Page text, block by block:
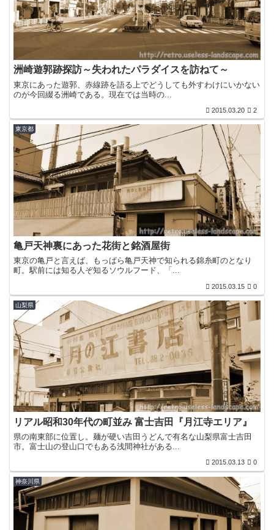
洲崎遊郭跡探訪～失われたパラダイスを訪ねて～
東京にあった遊郭、赤線跡を語る上でどうしても外すわけにいかない
のが今回綴る洲崎である。現在では当時の...
2015.03.20 2
東京都
亀戸天神裏にあった花街と銘酒屋街
東京の亀戸と言えば、もっぱら亀戸天神で知られる錦糸町のとなり
町。駅前には知る人ぞ知るソウルフード、「...
2015.03.15 0
山梨県
リアル昭和30年代の町並み 富士吉田『月江寺エリア』
県の南東部に位置し。麺が硬い吉田うどんで有名な山梨県富士吉田
市。富士山の登山口でもある浅間神社がある...
2015.03.13 0
神奈川県